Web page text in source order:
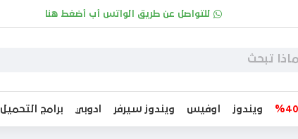
للتواصل عن طريق الواتس أب أضغط هنا
ويندوز اوفيس ويندوز سيرفر ادوبي برامج التحميل